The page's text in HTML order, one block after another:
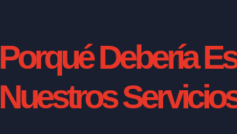
Porqué Debería
Nuestros